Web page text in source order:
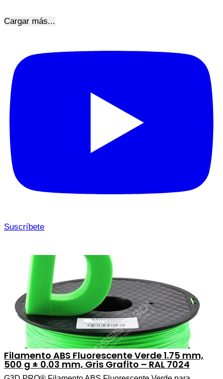
Cargar más...
Suscríbete
Filamento ABS Fluorescente Verde 1.75 mm,
500 g ± 0.03 mm, Gris Grafito – RAL 7024